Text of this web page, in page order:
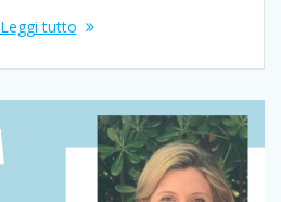
Leggi tutto